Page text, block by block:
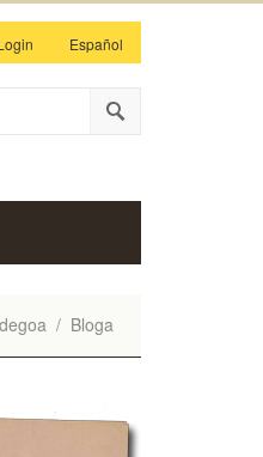
Español
/ Bloga